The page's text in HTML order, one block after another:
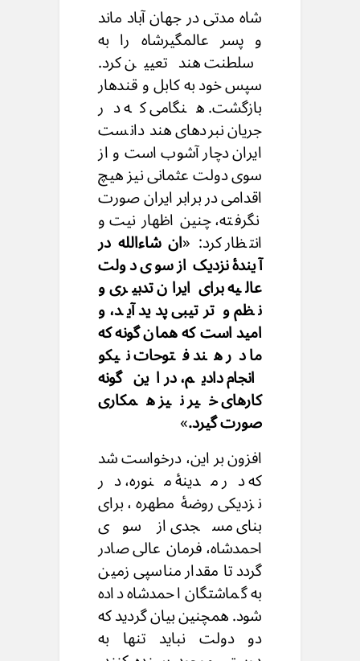
شاه مدتی در جهان آباد ماند
و پسر عالمگیرشاه را به
سلطنت هند تعیین کرد.
سپس خود به کابل و قندهار
بازگشت. هنگامی که در
جریان نبردهای هند دانست
ایران دچار آشوب است و از
سوی دولت عثمانی نیز هیچ
اقدامی در برابر ایران صورت
نگرفته، چنین اظهار نیت و
انتظار کرد: «ان شاءالله در
آیندهٔ نزدیک از سوی دولت
عالیه برای ایران تدبیری و
نظم و ترتیبی پدید آید، و
امید است که همان گونه که
ما در هند فتوحات نیکو
انجام دادیم، در این گونه
کارهای خیر نیز همکاری
صورت گیرد.»
افزون بر این، درخواست شد
که در مدینهٔ منوره، در
نزدیکی روضهٔ مطهره، برای
بنای مسجدی از سوی
احمدشاه، فرمان عالی صادر
گردد تا مقدار مناسپی زمین
به گماشتگان احمدشاه داده
شود. همچنین بیان گردید که
دو دولت نباید تنها به